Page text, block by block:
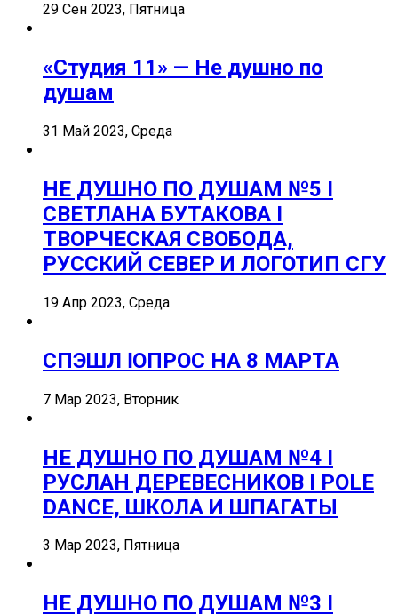
29 Сен 2023, Пятница
«Студия 11» — Не душно по
душам
31 Май 2023, Среда
НЕ ДУШНО ПО ДУШАМ №5 I
СВЕТЛАНА БУТАКОВА I
ТВОРЧЕСКАЯ СВОБОДА,
РУССКИЙ СЕВЕР И ЛОГОТИП СГУ
19 Апр 2023, Среда
СПЭШЛ ӏ ОПРОС НА 8 МАРТА
7 Мар 2023, Вторник
НЕ ДУШНО ПО ДУШАМ №4 I
РУСЛАН ДЕРЕВЕСНИКОВ I POLE
DANCE, ШКОЛА И ШПАГАТЫ
3 Мар 2023, Пятница
НЕ ДУШНО ПО ДУШАМ №3 I